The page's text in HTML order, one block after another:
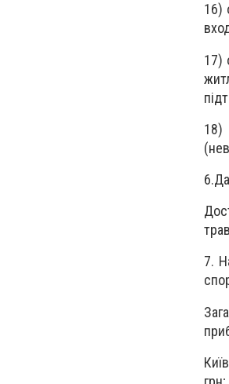
16)
17)
18)
7.